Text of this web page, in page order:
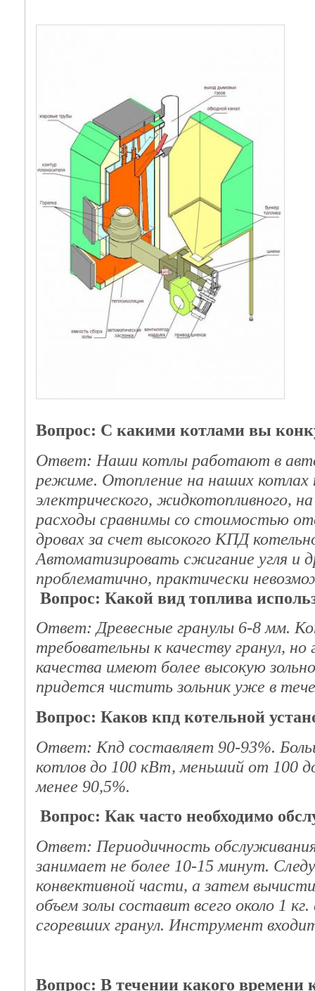
Вопрос: С какими котлами вы
Ответ: Наши котлы работают в
режиме. Отопление на наших котлах
электрического, жидкотопливного,
расходы сравнимы со стоимостью
дровах за счет высокого КПД
Автоматизировать сжигание угля и
проблематично, практически
Вопрос: Какой вид топлива
Ответ: Древесные гранулы 6-8 мм.
требовательны к качеству гранул, но
качества имеют более высокую
придется чистить зольник уже в
Вопрос: Каков кпд котельной
Ответ: Кпд составляет 90-93%.
котлов до 100 кВт, меньший от 100
менее 90,5%.
Вопрос: Как часто необходимо
Ответ: Периодичность обслуживания
занимает не более 10-15 минут.
конвективной части, а затем
объем золы составит всего около 1
сгоревших гранул. Инструмент
Вопрос: В течении какого времени